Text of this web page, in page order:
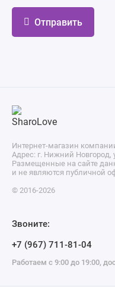
Отправить
Интернет-магазин
Адрес: г. Нижний Новгород,
Размещенные на сайте
и не являются публичной
© 2016-2026
Звоните:
+7 (967) 711-81-04
Работаем с 9:00 до 19:00,